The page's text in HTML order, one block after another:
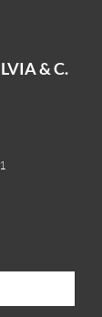
& C.